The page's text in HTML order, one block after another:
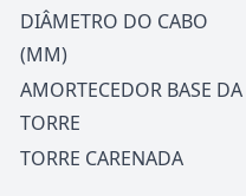
DIÂMETRO DO CABO
(MM)
AMORTECEDOR BASE DA
TORRE
TORRE CARENADA